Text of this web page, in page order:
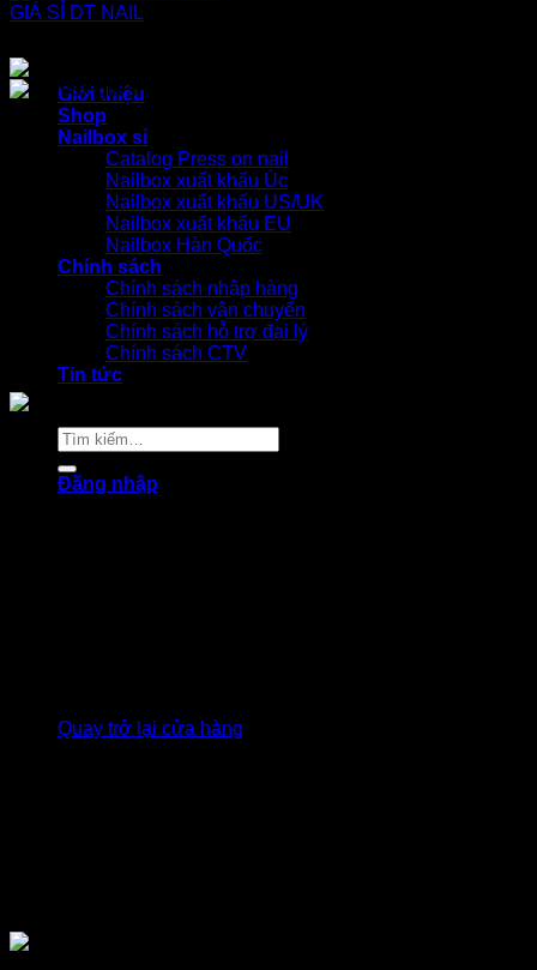
Giới thiệu
Shop
Nailbox sỉ
Catalog Press on nail
Nailbox xuất khẩu Úc
Nailbox xuất khẩu US/UK
Nailbox xuất khẩu EU
Nailbox Hàn Quốc
Chính sách
Chính sách nhập hàng
Chính sách vận chuyển
Chính sách hỗ trợ đại lý
Chính sách CTV
Tin tức
Tìm
kiếm:
Đăng nhập
Quay trở lại cửa hàng